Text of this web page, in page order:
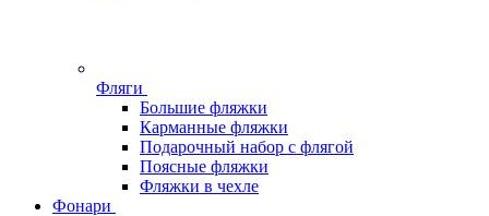
Фляги
Большие фляжки
Карманные фляжки
Подарочный набор с флягой
Поясные фляжки
Фляжки в чехле
Фонари